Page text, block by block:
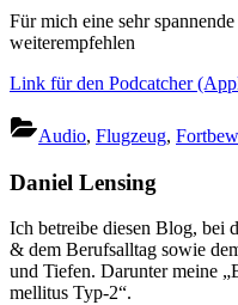
Für mich eine sehr
weiterempfehlen
Link für den Podcatcher
Audio, Flugzeug,
Daniel Lensing
Ich betreibe diesen Blog, bei
& dem Berufsalltag sowie
und Tiefen. Darunter meine
mellitus Typ-2“.